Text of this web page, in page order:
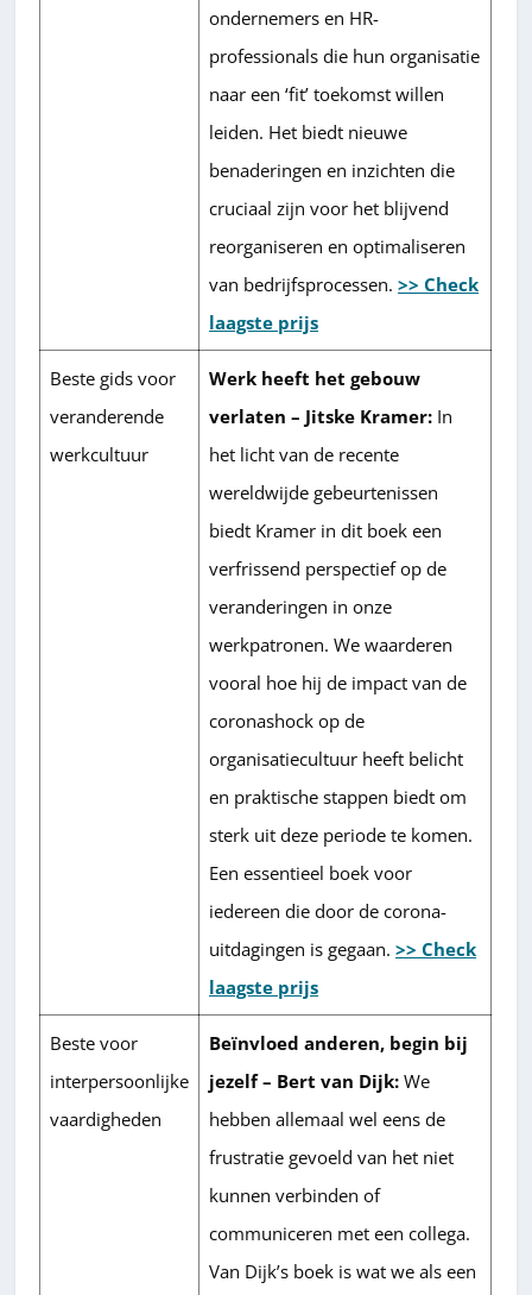
ondernemers en HR-
professionals die hun organisatie
naar een ‘fit’ toekomst willen
leiden. Het biedt nieuwe
benaderingen en inzichten die
cruciaal zijn voor het blijvend
reorganiseren en optimaliseren
van bedrijfsprocessen.>> Check
laagste prijs
Beste gids voor
veranderende
werkcultuur
Werk heeft het gebouw
verlaten – Jitske Kramer: In
het licht van de recente
wereldwijde gebeurtenissen
biedt Kramer in dit boek een
verfrissend perspectief op de
veranderingen in onze
werkpatronen. We waarderen
vooral hoe hij de impact van de
coronashock op de
organisatiecultuur heeft belicht
en praktische stappen biedt om
sterk uit deze periode te komen.
Een essentieel boek voor
iedereen die door de corona-
uitdagingen is gegaan.>> Check
laagste prijs
Beste voor
interpersoonlijke
vaardigheden
Beïnvloed anderen, begin bij
jezelf – Bert van Dijk: We
hebben allemaal wel eens de
frustratie gevoeld van het niet
kunnen verbinden of
communiceren met een collega.
Van Dijk’s boek is wat we als een